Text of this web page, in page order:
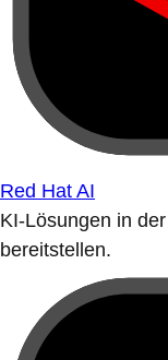
Red Hat AI
KI-Lösungen in
bereitstellen.